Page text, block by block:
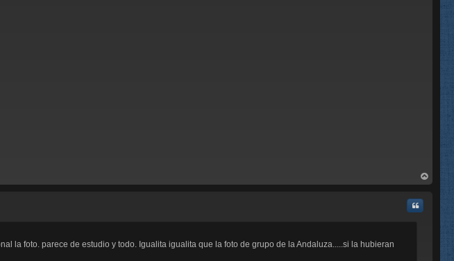
rri
ba
Citar
la foto. parece de estudio y todo. Igualita igualita que la foto de grupo de la Andaluza.....si la hubieran